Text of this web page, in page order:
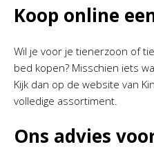
Koop online
Wil je voor je tienerzoon of
bed kopen? Misschien iets
Kijk dan op de website van
volledige assortiment.
Ons advies